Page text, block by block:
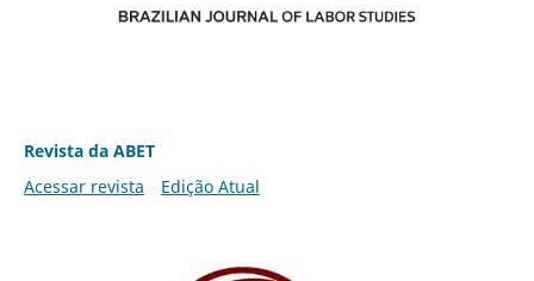
Revista da ABET
Acessar revista
Edição Atual